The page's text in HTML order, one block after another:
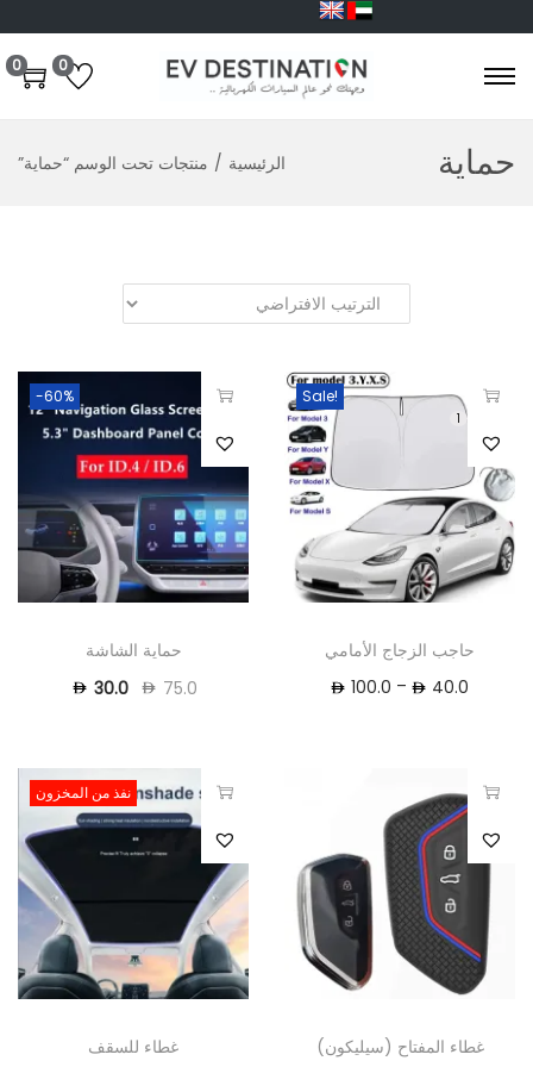
0
0
حماية الرئيسية / منتجات تحت الوسم “حماية”
Sale!
1
حاجب الزجاج الأمامي
40.0
–
100.0
-60%
حماية الشاشة
75.0
30.0
غطاء المفتاح (سيليكون)
نفذ من المخزون
غطاء للسقف